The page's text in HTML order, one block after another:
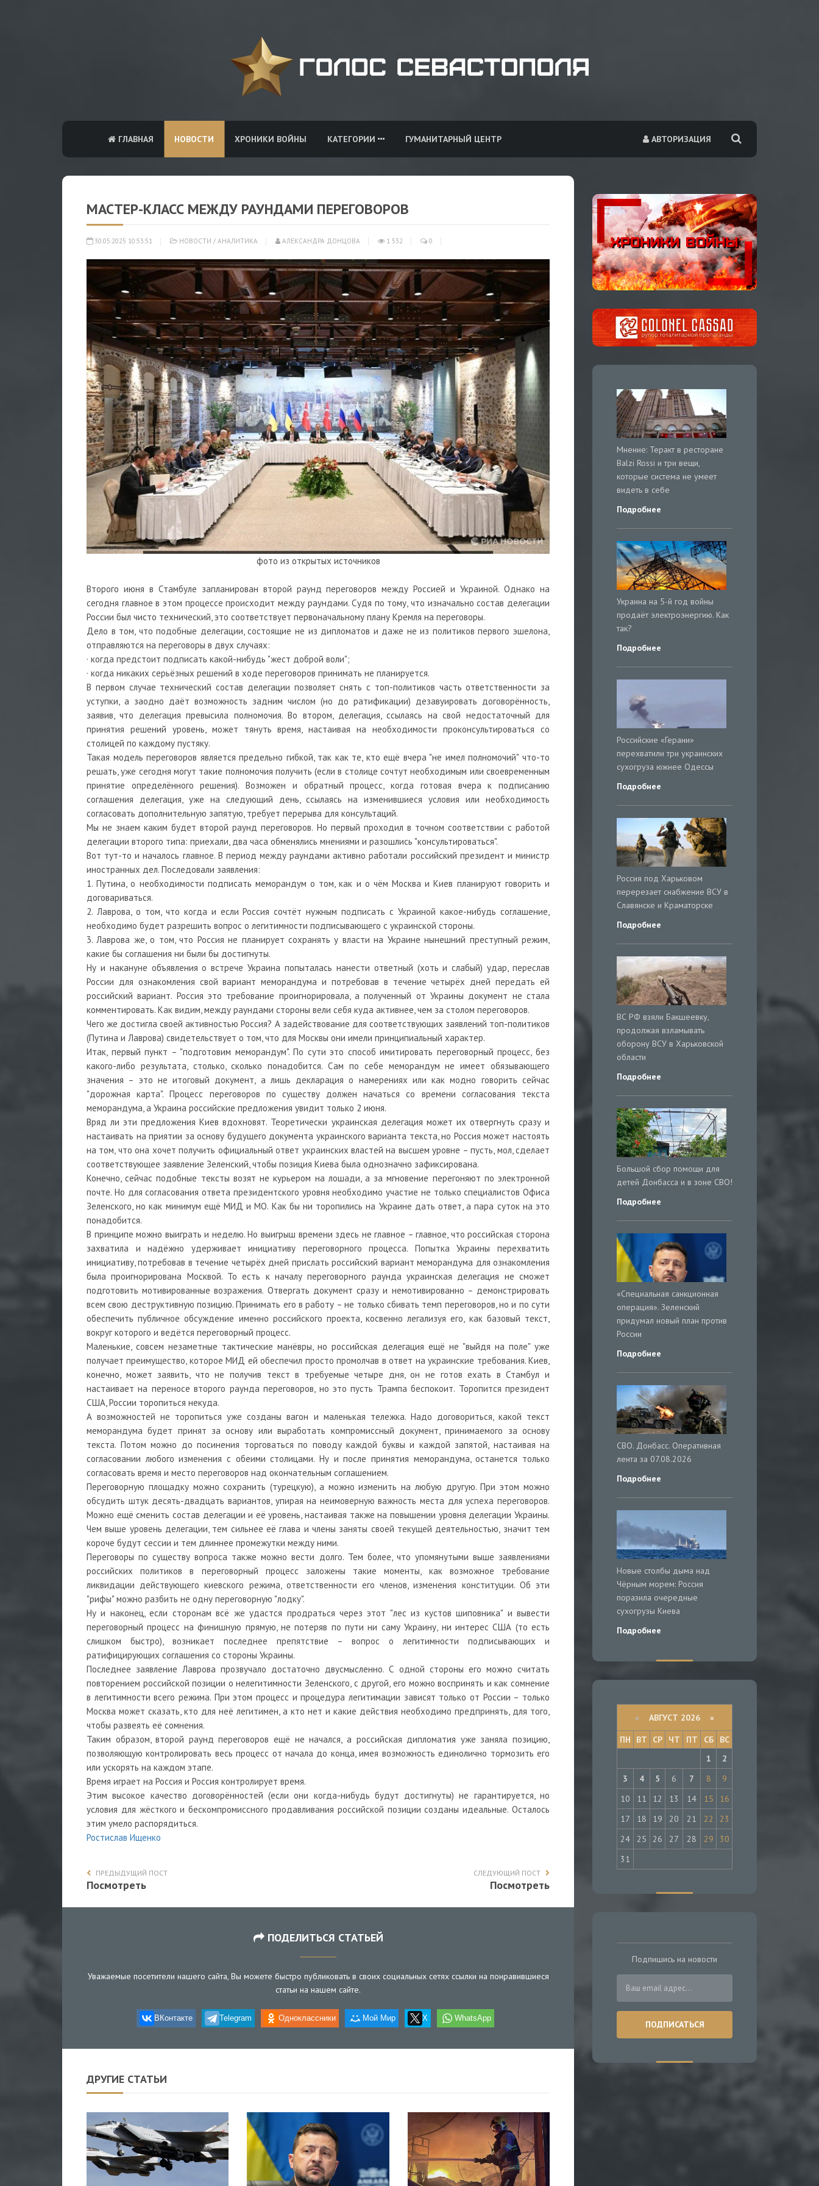
АВТОРИЗАЦИЯ
ГЛАВНАЯ НОВОСТИ ХРОНИКИ ВОЙНЫ КАТЕГОРИИ ГУМАНИТАРНЫЙ ЦЕНТР
МАСТЕР-КЛАСС МЕЖДУ РАУНДАМИ ПЕРЕГОВОРОВ
30.05.2025 10:53:51 НОВОСТИ / АНАЛИТИКА АЛЕКСАНДРА ДОНЦОВА 1 532 0
фото из открытых источников
Второго июня в Стамбуле запланирован второй раунд переговоров между Россией и Украиной. Однако на
сегодня главное в этом процессе происходит между раундами. Судя по тому, что изначально состав делегации
России был чисто технический, это соответствует первоначальному плану Кремля на переговоры.
Дело в том, что подобные делегации, состоящие не из дипломатов и даже не из политиков первого эшелона,
отправляются на переговоры в двух случаях:
· когда предстоит подписать какой-нибудь "жест доброй воли";
· когда никаких серьёзных решений в ходе переговоров принимать не планируется.
В первом случае технический состав делегации позволяет снять с топ-политиков часть ответственности за
уступки, а заодно даёт возможность задним числом (но до ратификации) дезавуировать договорённость,
заявив, что делегация превысила полномочия. Во втором, делегация, ссылаясь на свой недостаточный для
принятия решений уровень, может тянуть время, настаивая на необходимости проконсультироваться со
столицей по каждому пустяку.
Такая модель переговоров является предельно гибкой, так как те, кто ещё вчера "не имел полномочий" что-то
решать, уже сегодня могут такие полномочия получить (если в столице сочтут необходимым или своевременным
принятие определённого решения). Возможен и обратный процесс, когда готовая вчера к подписанию
соглашения делегация, уже на следующий день, ссылаясь на изменившиеся условия или необходимость
согласовать дополнительную запятую, требует перерыва для консультаций.
Мы не знаем каким будет второй раунд переговоров. Но первый проходил в точном соответствии с работой
делегации второго типа: приехали, два часа обменялись мнениями и разошлись "консультироваться".
Вот тут-то и началось главное. В период между раундами активно работали российский президент и министр
иностранных дел. Последовали заявления:
1. Путина, о необходимости подписать меморандум о том, как и о чём Москва и Киев планируют говорить и
договариваться.
2. Лаврова, о том, что когда и если Россия сочтёт нужным подписать с Украиной какое-нибудь соглашение,
необходимо будет разрешить вопрос о легитимности подписывающего с украинской стороны.
3. Лаврова же, о том, что Россия не планирует сохранять у власти на Украине нынешний преступный режим,
какие бы соглашения ни были бы достигнуты.
Ну и накануне объявления о встрече Украина попыталась нанести ответный (хоть и слабый) удар, переслав
России для ознакомления свой вариант меморандума и потребовав в течение четырёх дней передать ей
российский вариант. Россия это требование проигнорировала, а полученный от Украины документ не стала
комментировать. Как видим, между раундами стороны вели себя куда активнее, чем за столом переговоров.
Чего же достигла своей активностью Россия? А задействование для соответствующих заявлений топ-политиков
(Путина и Лаврова) свидетельствует о том, что для Москвы они имели принципиальный характер.
Итак, первый пункт – "подготовим меморандум". По сути это способ имитировать переговорный процесс, без
какого-либо результата, столько, сколько понадобится. Сам по себе меморандум не имеет обязывающего
значения – это не итоговый документ, а лишь декларация о намерениях или как модно говорить сейчас
"дорожная карта". Процесс переговоров по существу должен начаться со времени согласования текста
меморандума, а Украина российские предложения увидит только 2 июня.
Вряд ли эти предложения Киев вдохновят. Теоретически украинская делегация может их отвергнуть сразу и
настаивать на приятии за основу будущего документа украинского варианта текста, но Россия может настоять
на том, что она хочет получить официальный ответ украинских властей на высшем уровне – пусть, мол, сделает
соответствующее заявление Зеленский, чтобы позиция Киева была однозначно зафиксирована.
Конечно, сейчас подобные тексты возят не курьером на лошади, а за мгновение перегоняют по электронной
почте. Но для согласования ответа президентского уровня необходимо участие не только специалистов Офиса
Зеленского, но как минимум ещё МИД и МО. Как бы ни торопились на Украине дать ответ, а пара суток на это
понадобится.
В принципе можно выиграть и неделю. Но выигрыш времени здесь не главное – главное, что российская сторона
захватила и надёжно удерживает инициативу переговорного процесса. Попытка Украины перехватить
инициативу, потребовав в течение четырёх дней прислать российский вариант меморандума для ознакомления
была проигнорирована Москвой. То есть к началу переговорного раунда украинская делегация не сможет
подготовить мотивированные возражения. Отвергать документ сразу и немотивированно – демонстрировать
всем свою деструктивную позицию. Принимать его в работу – не только сбивать темп переговоров, но и по сути
обеспечить публичное обсуждение именно российского проекта, косвенно легализуя его, как базовый текст,
вокруг которого и ведётся переговорный процесс.
Маленькие, совсем незаметные тактические манёвры, но российская делегация ещё не "выйдя на поле" уже
получает преимущество, которое МИД ей обеспечил просто промолчав в ответ на украинские требования. Киев,
конечно, может заявить, что не получив текст в требуемые четыре дня, он не готов ехать в Стамбул и
настаивает на переносе второго раунда переговоров, но это пусть Трампа беспокоит. Торопится президент
США, России торопиться некуда.
А возможностей не торопиться уже созданы вагон и маленькая тележка. Надо договориться, какой текст
меморандума будет принят за основу или выработать компромиссный документ, принимаемого за основу
текста. Потом можно до посинения торговаться по поводу каждой буквы и каждой запятой, настаивая на
согласовании любого изменения с обеими столицами. Ну и после принятия меморандума, останется только
согласовать время и место переговоров над окончательным соглашением.
Переговорную площадку можно сохранить (турецкую), а можно изменить на любую другую. При этом можно
обсудить штук десять-двадцать вариантов, упирая на неимоверную важность места для успеха переговоров.
Можно ещё сменить состав делегации и её уровень, настаивая также на повышении уровня делегации Украины.
Чем выше уровень делегации, тем сильнее её глава и члены заняты своей текущей деятельностью, значит тем
короче будут сессии и тем длиннее промежутки между ними.
Переговоры по существу вопроса также можно вести долго. Тем более, что упомянутыми выше заявлениями
российских политиков в переговорный процесс заложены такие моменты, как возможное требование
ликвидации действующего киевского режима, ответственности его членов, изменения конституции. Об эти
"рифы" можно разбить не одну переговорную "лодку".
Ну и наконец, если сторонам всё же удастся продраться через этот "лес из кустов шиповника" и вывести
переговорный процесс на финишную прямую, не потеряв по пути ни саму Украину, ни интерес США (то есть
слишком быстро), возникает последнее препятствие – вопрос о легитимности подписывающих и
ратифицирующих соглашения со стороны Украины.
Последнее заявление Лаврова прозвучало достаточно двусмысленно. С одной стороны его можно считать
повторением российской позиции о нелегитимности Зеленского, с другой, его можно воспринять и как сомнение
в легитимности всего режима. При этом процесс и процедура легитимации зависят только от России – только
Москва может сказать, кто для неё легитимен, а кто нет и какие действия необходимо предпринять, для того,
чтобы развеять её сомнения.
Таким образом, второй раунд переговоров ещё не начался, а российская дипломатия уже заняла позицию,
позволяющую контролировать весь процесс от начала до конца, имея возможность единолично тормозить его
или ускорять на каждом этапе.
Время играет на Россия и Россия контролирует время.
Этим высокое качество договорённостей (если они когда-нибудь будут достигнуты) не гарантируется, но
условия для жёсткого и бескомпромиссного продавливания российской позиции созданы идеальные. Осталось
этим умело распорядиться.
Ростислав Ищенко
ПРЕДЫДУЩИЙ ПОСТ
Посмотреть
СЛЕДУЮЩИЙ ПОСТ
Посмотреть
ПОДЕЛИТЬСЯ СТАТЬЕЙ
Уважаемые посетители нашего сайта, Вы можете быстро публиковать в своих социальных сетях ссылки на понравившиеся
статьи на нашем сайте.
ВКонтакте Telegram Одноклассники Мой Мир X WhatsApp
ДРУГИЕ СТАТЬИ
Мнение: Теракт в ресторане
Balzi Rossi и три вещи,
которые система не умеет
видеть в себе
Подробнее
Украина на 5-й год войны
продаёт электроэнергию. Как
так?
Подробнее
Российские «Герани»
перехватили три украинских
сухогруза южнее Одессы
Подробнее
Россия под Харьковом
перерезает снабжение ВСУ в
Славянске и Краматорске
Подробнее
ВС РФ взяли Бакшеевку,
продолжая взламывать
оборону ВСУ в Харьковской
области
Подробнее
Большой сбор помощи для
детей Донбасса и в зоне СВО!
Подробнее
«Специальная санкционная
операция». Зеленский
придумал новый план против
России
Подробнее
СВО. Донбасс. Оперативная
лента за 07.08.2026
Подробнее
Новые столбы дыма над
Чёрным морем: Россия
поразила очередные
сухогрузы Киева
Подробнее
« АВГУСТ 2026 »
ПН
ВТ СР ЧТ ПТ СБ
ВС
1
2
3
4 5 6 7 8
9
10
11 12 13 14 15
16
17
18 19 20 21 22
23
24
25 26 27 28 29
30
31
Подпишись на новости